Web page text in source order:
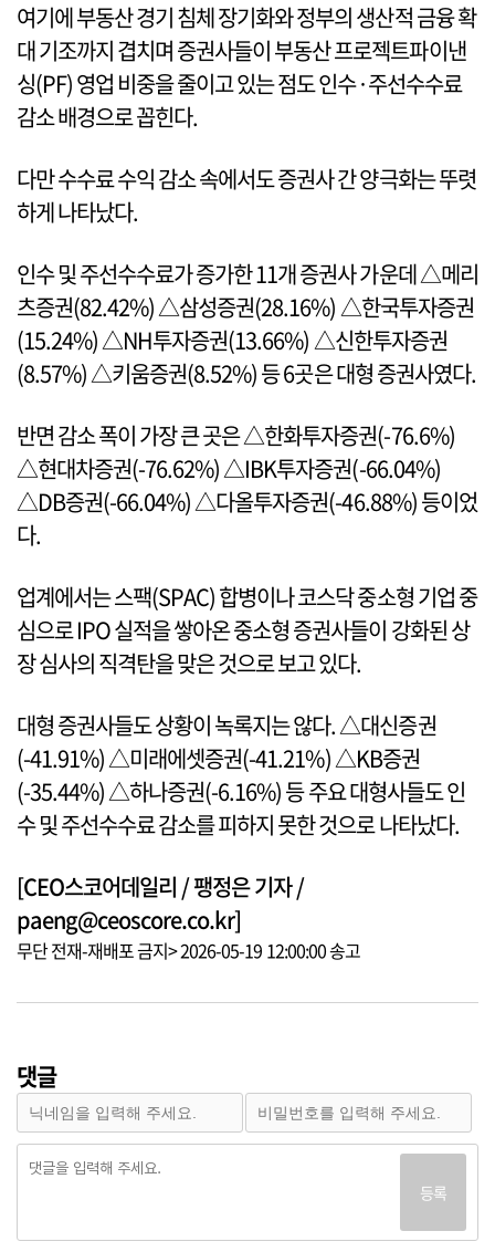
여기에 부동산 경기 침체 장기화와 정부의 생산적 금융 확
대 기조까지 겹치며 증권사들이 부동산 프로젝트파이낸
싱(PF) 영업 비중을 줄이고 있는 점도 인수·주선수수료
감소 배경으로 꼽힌다.
다만 수수료 수익 감소 속에서도 증권사 간 양극화는 뚜렷
하게 나타났다.
인수 및 주선수수료가 증가한 11개 증권사 가운데 △메리
츠증권(82.42%) △삼성증권(28.16%) △한국투자증권
(15.24%) △NH투자증권(13.66%) △신한투자증권
(8.57%) △키움증권(8.52%) 등 6곳은 대형 증권사였다.
반면 감소 폭이 가장 큰 곳은 △한화투자증권(-76.6%)
△현대차증권(-76.62%) △IBK투자증권(-66.04%)
△DB증권(-66.04%) △다올투자증권(-46.88%) 등이었
다.
업계에서는 스팩(SPAC) 합병이나 코스닥 중소형 기업 중
심으로 IPO 실적을 쌓아온 중소형 증권사들이 강화된 상
장 심사의 직격탄을 맞은 것으로 보고 있다.
대형 증권사들도 상황이 녹록지는 않다. △대신증권
(-41.91%) △미래에셋증권(-41.21%) △KB증권
(-35.44%) △하나증권(-6.16%) 등 주요 대형사들도 인
수 및 주선수수료 감소를 피하지 못한 것으로 나타났다.
[CEO스코어데일리 / 팽정은 기자 /
paeng@ceoscore.co.kr]
무단 전재-재배포 금지> 2026-05-19 12:00:00 송고
댓글
등록